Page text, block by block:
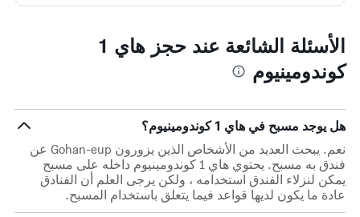
الأسئلة الشائعة عند حجز هاي 1
كوندومينيوم
هل يوجد مسبح في هاي 1 كوندومينيوم؟
نعم. يبحث العديد من الأشخاص الذين يزورون Gohan-eup عن
فندق به مسبح. يحتوي هاي 1 كوندومينيوم داخله على مسبح
يمكن لنزلاء الفندق استخدامه ، ولكن يرجى العلم أن الفنادق
عادة ما يكون لديها قواعد فيما يتعلق باستخدام المسبح.